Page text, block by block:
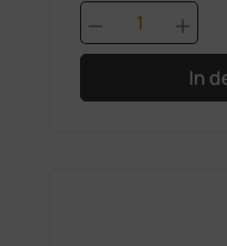
Produkt
In